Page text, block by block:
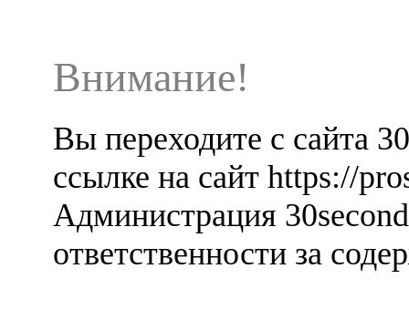
Внимание!
Вы переходите с сайта
ссылке на сайт https://
Администрация
ответственности за